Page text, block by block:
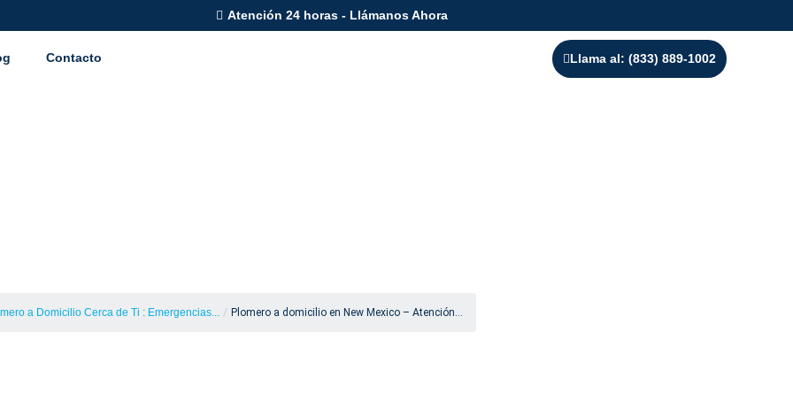
Atención 24 horas - Llámanos Ahora
Contacto Llama al: (833) 889-1002
a Domicilio Cerca de Ti : Emergencias... / Plomero a domicilio en New Mexico – Atención...